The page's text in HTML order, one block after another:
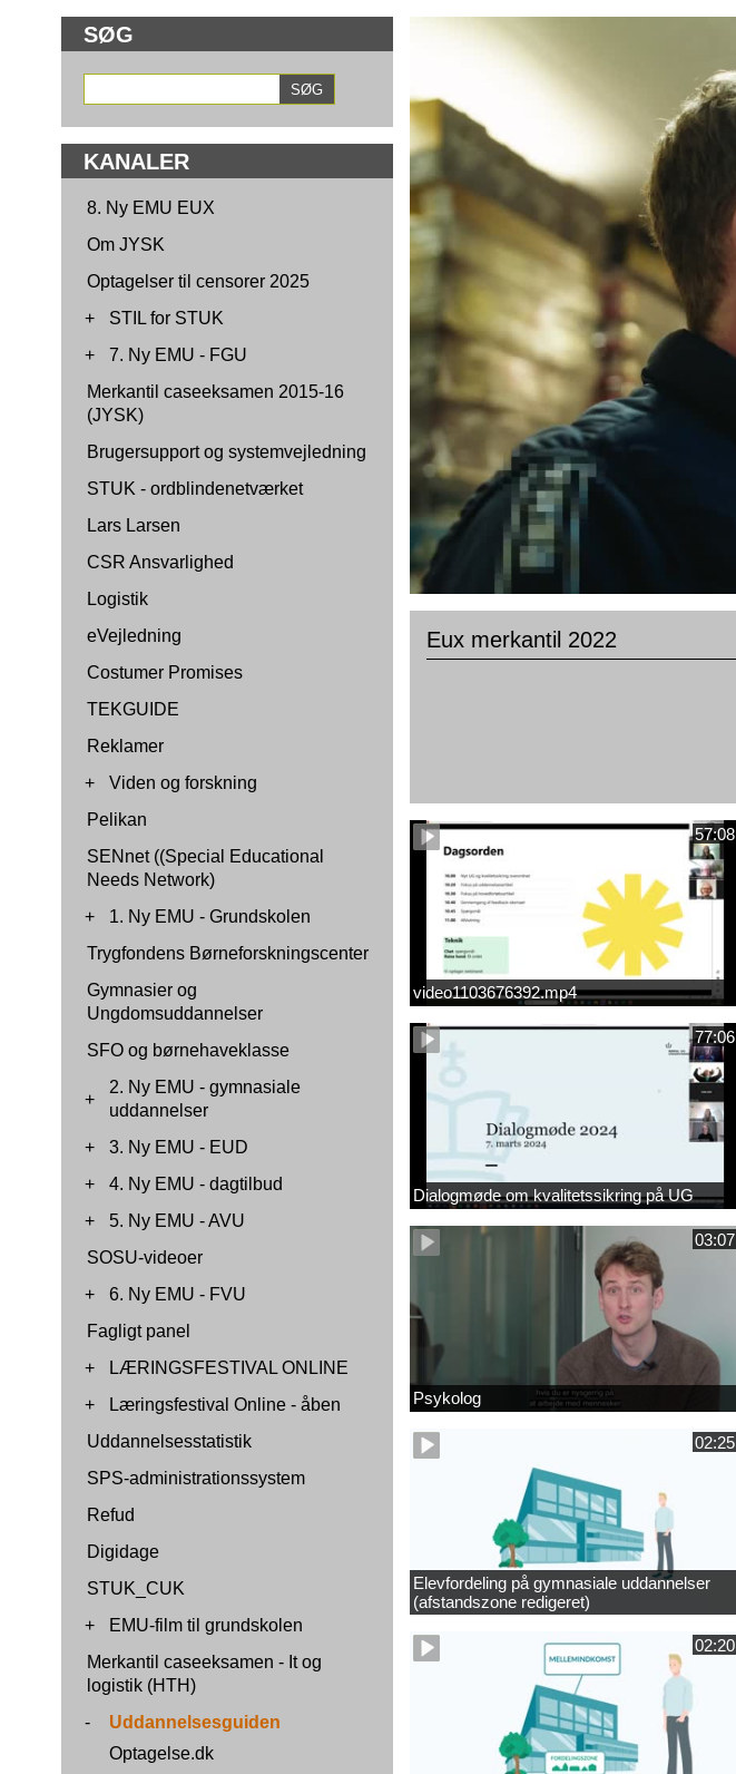
SØG
KANALER
8. Ny EMU EUX
Om JYSK
Optagelser til censorer 2025
+
STIL for STUK
+
7. Ny EMU - FGU
Merkantil caseeksamen 2015-16
(JYSK)
Brugersupport og systemvejledning
STUK - ordblindenetværket
Lars Larsen
CSR Ansvarlighed
Logistik
eVejledning
Costumer Promises
TEKGUIDE
Reklamer
+
Viden og forskning
Pelikan
SENnet ((Special Educational
Needs Network)
+
1. Ny EMU - Grundskolen
Trygfondens Børneforskningscenter
Gymnasier og
Ungdomsuddannelser
SFO og børnehaveklasse
+
2. Ny EMU - gymnasiale
uddannelser
+
3. Ny EMU - EUD
+
4. Ny EMU - dagtilbud
+
5. Ny EMU - AVU
SOSU-videoer
+
6. Ny EMU - FVU
Fagligt panel
+
LÆRINGSFESTIVAL ONLINE
+
Læringsfestival Online - åben
Uddannelsesstatistik
SPS-administrationssystem
Refud
Digidage
STUK_CUK
+
EMU-film til grundskolen
Merkantil caseeksamen - It og
logistik (HTH)
-
Uddannelsesguiden
Optagelse.dk
Eux merkantil 2022
57:08
video1103676392.mp4
77:06
Dialogmøde om kvalitetssikring på UG
03:07
Psykolog
02:25
Elevfordeling på gymnasiale uddannelser
(afstandszone redigeret)
02:20